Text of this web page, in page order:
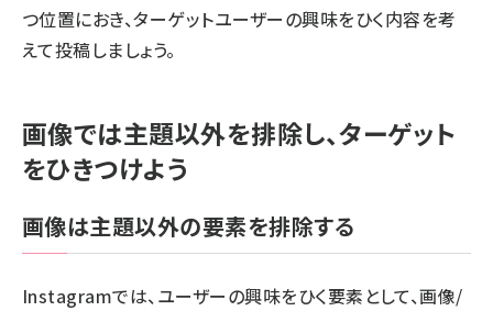
つ位置におき、ターゲットユーザーの興味をひく内容を考
えて投稿しましょう。
画像では主題以外を排除し、ターゲット
をひきつけよう
画像は主題以外の要素を排除する
Instagramでは、ユーザーの興味をひく要素として、画像/